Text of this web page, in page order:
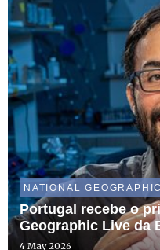
Portugal recebe o
Geographic Live da
4 May 2026